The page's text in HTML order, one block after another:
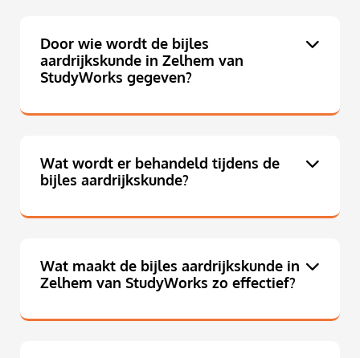
Door wie wordt de bijles
aardrijkskunde in Zelhem van
StudyWorks gegeven?
Wat wordt er behandeld tijdens de
bijles aardrijkskunde?
Wat maakt de bijles aardrijkskunde in
Zelhem van StudyWorks zo effectief?